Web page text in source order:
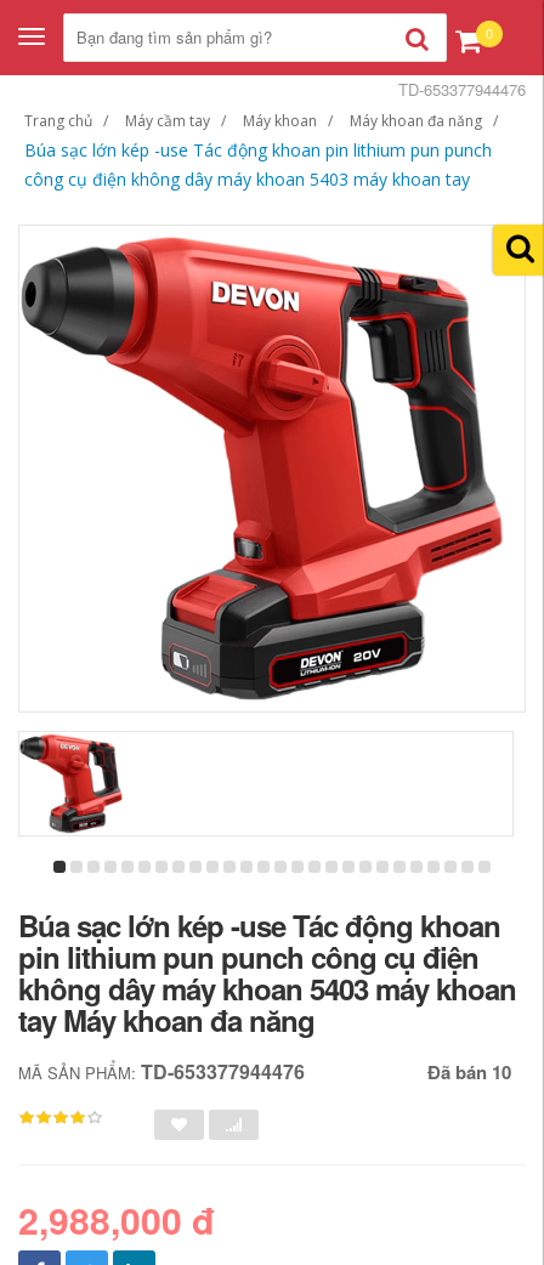
Toggle
navigation
0
Trang chủ Máy cầm tay Máy khoan Máy khoan đa năng
Búa sạc lớn kép -use Tác động khoan pin lithium pun punch
công cụ điện không dây máy khoan 5403 máy khoan tay
TD-653377944476
Búa sạc lớn kép -use Tác động khoan
pin lithium pun punch công cụ điện
không dây máy khoan 5403 máy khoan
tay Máy khoan đa năng
MÃ SẢN PHẨM: TD-653377944476 Đã bán 10
2,988,000 đ